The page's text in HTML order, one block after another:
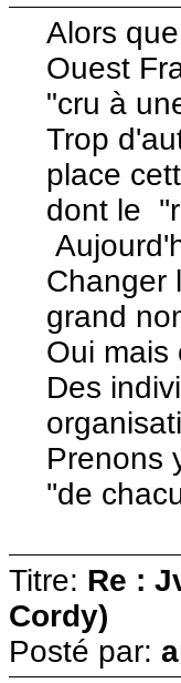
Alors
Ouest
"cru à
Trop
place
dont le
Changer
grand
Oui mais
Des
Prenons
''de
Titre: Re :
Cordy)
Posté par: